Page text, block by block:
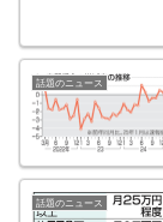
話題のニュース
話題のニュース